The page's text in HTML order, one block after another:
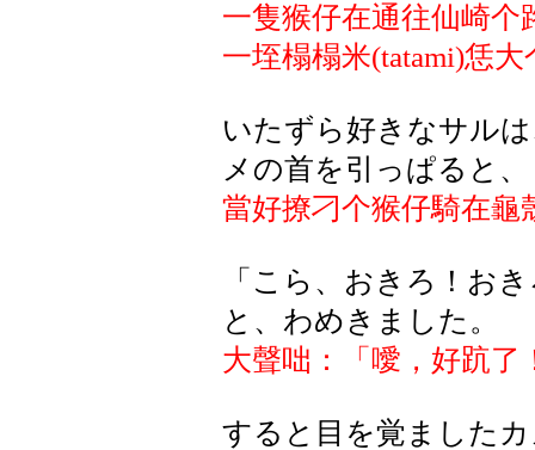
一隻猴仔在通往仙崎个
一垤榻榻米(tatami)恁大
いたずら好きなサル
メの首を引っぱると、
當好撩刁个猴仔騎在龜
「 こら 、 おきろ ！ お
と 、 わめきました 。
大聲咄：「噯，好䟘了
すると 目 を覚 ました